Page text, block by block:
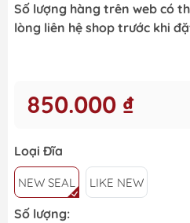
Số lượng hàng trên web có
lòng liên hệ shop trước khi
850.000 ₫
Loại Đĩa
NEW SEAL LIKE NEW
Số lượng: